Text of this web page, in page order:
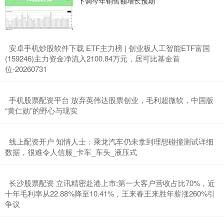
​安卓手机炒股软件下载 ETF主力榜 | 创业板人工智能ETF富国
(159246)主力资金净流入2100.84万元，居可比基金首
位-20260731
​手机股票配资平台 放弃英伟达股票创业，毛利超微软，中国版
“黄仁勋”的野心与现实
​线上配资开户 知情人士：乘龙汽车仍未拿到理想碰撞测试详细
数据，很难令人信服_卡车_车头_液压式
​长沙股票配资 立讯精密赴港上市:第一大客户营收占比70%，近
十年毛利率从22.88%降至10.41%，王来春王来胜年薪涨260%引
争议